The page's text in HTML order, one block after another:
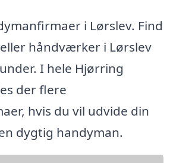
i Lørslev. Find
håndværker i Lørslev
I hele Hjørring
der flere
hvis du vil udvide din
dygtig handyman.